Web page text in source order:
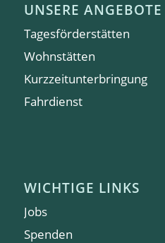
UNSERE ANGEBOTE
Tagesförderstätten
Wohnstätten
Kurzzeitunterbringung
Fahrdienst
WICHTIGE LINKS
Jobs
Spenden